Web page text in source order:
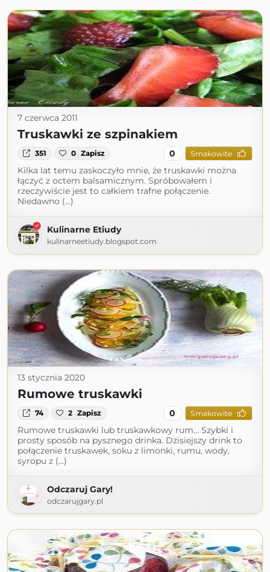
7 czerwca 2011
Truskawki ze szpinakiem
351 0 Zapisz 0 Smakowite
Kilka lat temu zaskoczyło mnie, że truskawki można
łączyć z octem balsamicznym. Spróbowałem i
rzeczywiście jest to całkiem trafne połączenie.
Niedawno (...)
Kulinarne Etiudy
kulinarneetiudy.blogspot.com
13 stycznia 2020
Rumowe truskawki
74 2 Zapisz 0 Smakowite
Rumowe truskawki lub truskawkowy rum… Szybki i
prosty sposób na pysznego drinka. Dzisiejszy drink to
połączenie truskawek, soku z limonki, rumu, wody,
syropu z (...)
Odczaruj Gary!
odczarujgary.pl